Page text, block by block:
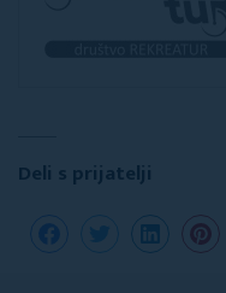
Deli s prijatelji